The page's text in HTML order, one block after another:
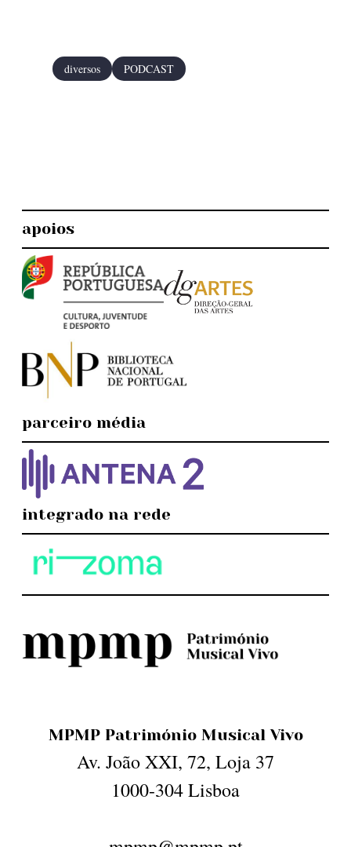
diversos PODCAST
apoios
parceiro média
integrado na rede
MPMP Património Musical Vivo
Av. João XXI, 72, Loja 37
1000-304 Lisboa